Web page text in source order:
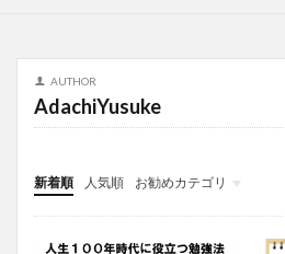
AUTHOR
AdachiYusuke
新着順 人気順
お勧めカテゴリ
投稿
学び
マンガ
電子書籍